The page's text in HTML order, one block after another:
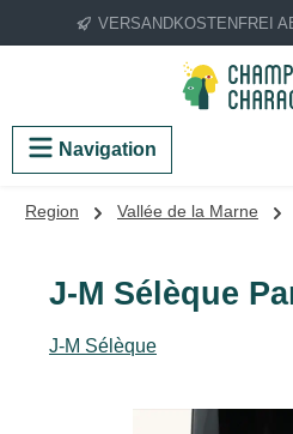
Zum Hauptinhalt springen
VERSANDKOSTENFREI
Navigation
Region Vallée de la Marne
J-M Sélèque
J-M Sélèque
Bildergalerie überspringen